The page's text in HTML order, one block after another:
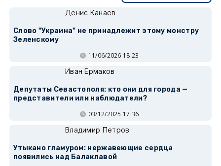
Денис Канаев
Слово "Украина" не принадлежит этому монстру
Зеленскому
11/06/2026 18:23
Иван Ермаков
Депутаты Севастополя: кто они для города —
представители или наблюдатели?
03/12/2025 17:36
Владимир Петров
Утыкано гламуром: нержавеющие сердца
появились над Балаклавой